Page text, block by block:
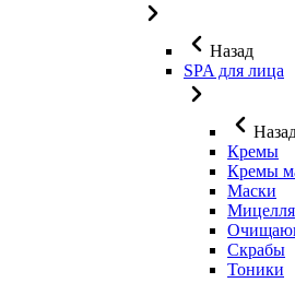
Назад
SPA для лица
Кремы
Кремы
Маски
Скрабы
Тоники